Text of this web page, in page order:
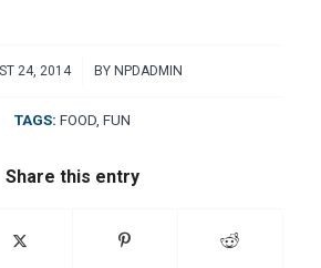
24, 2014
/ BYNPDADMIN
TAGS: FOOD ,FUN
Share this entry